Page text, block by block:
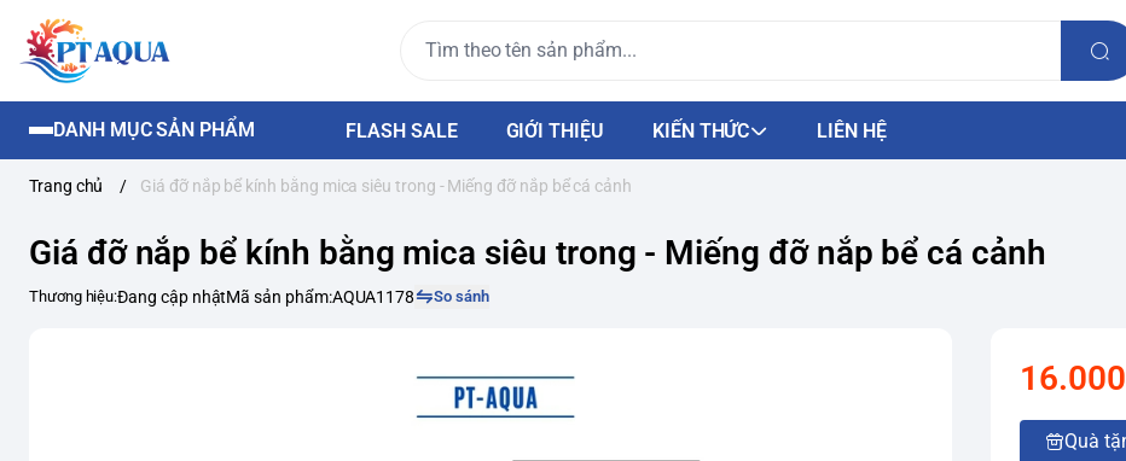
DANH MỤC SẢN PHẨM FLASH SALE GIỚI THIỆU KIẾN THỨC LIÊN HỆ
Trang chủ / Giá đỡ nắp bể kính bằng mica siêu trong - Miếng đỡ nắp bể cá cảnh
Giá đỡ nắp bể kính bằng mica siêu trong - Miếng đỡ nắp bể cá cảnh
Thương hiệu:Đang cập nhậtMã sản phẩm:AQUA1178 So sánh
Quà